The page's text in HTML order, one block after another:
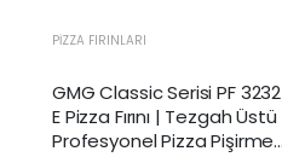
PIZZA FIRINLARI
GMG Classic Serisi PF 3232
E Pizza Fırını | Tezgah Üstü
Profesyonel Pizza Pişirme